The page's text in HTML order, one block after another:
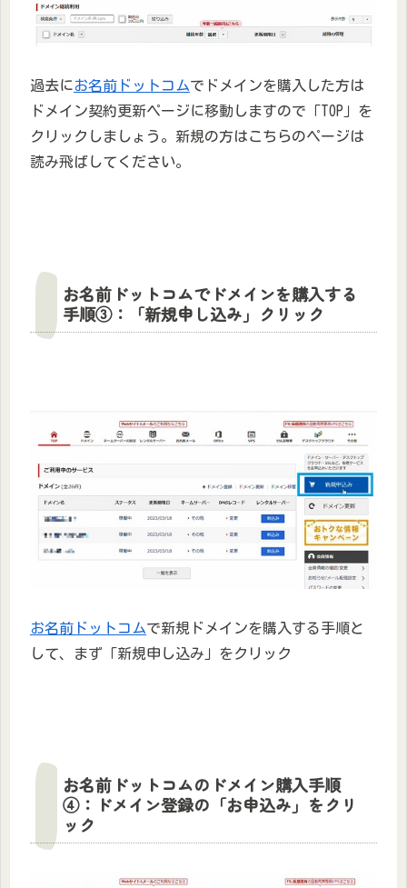
過去にお名前ドットコムでドメインを購入した方は
ドメイン契約更新ページに移動しますので「TOP」を
クリックしましょう。新規の方はこちらのページは
読み飛ばしてください。
お名前ドットコムでドメインを購入する
手順③：「新規申し込み」クリック
お名前ドットコムで新規ドメインを購入する手順と
して、まず「新規申し込み」をクリック
お名前ドットコムのドメイン購入手順
④：ドメイン登録の「お申込み」をクリ
ック